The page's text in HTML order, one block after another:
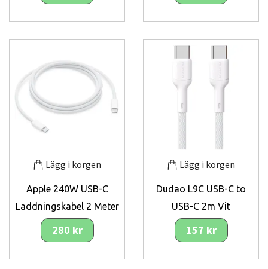
Lägg i korgen
Apple 240W USB-C
Laddningskabel 2 Meter
280 kr
Lägg i korgen
Dudao L9C USB-C to
USB-C 2m Vit
157 kr